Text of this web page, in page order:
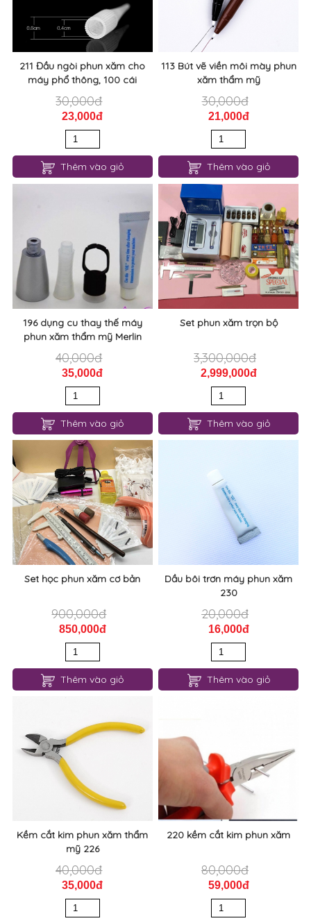
211 Đầu ngòi phun xăm cho
máy phổ thông, 100 cái
30,000đ
23,000đ
Thêm vào giỏ
113 Bút vẽ viền môi mày phun
xăm thẩm mỹ
30,000đ
21,000đ
Thêm vào giỏ
196 dụng cu thay thế máy
phun xăm thẩm mỹ Merlin
40,000đ
35,000đ
Thêm vào giỏ
Set phun xăm trọn bộ
3,300,000đ
2,999,000đ
Thêm vào giỏ
Set học phun xăm cơ bản
900,000đ
850,000đ
Thêm vào giỏ
Dầu bôi trơn máy phun xăm
230
20,000đ
16,000đ
Thêm vào giỏ
Kềm cắt kim phun xăm thẩm
mỹ 226
40,000đ
35,000đ
220 kềm cắt kim phun xăm
80,000đ
59,000đ